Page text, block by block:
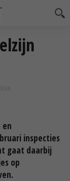
en
inspecties
gaat daarbij
op